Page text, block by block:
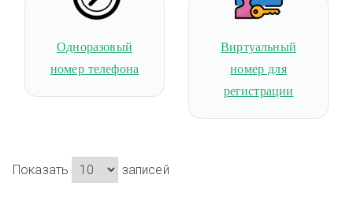
Одноразовый
номер телефона
Виртуальный
номер для
регистрации
Показать записей